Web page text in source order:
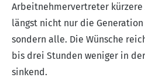
Arbeitnehmervertreter
längst nicht nur die
sondern alle. Die Wünsche
bis drei Stunden weniger in
sinkend.